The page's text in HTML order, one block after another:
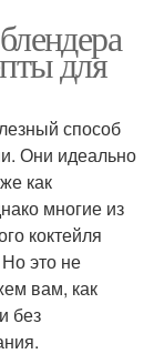
для
способ
Они идеально
как
многие из
коктейля
это не
вам, как
без